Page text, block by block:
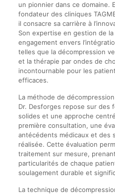
un pionnier dans ce domaine.
fondateur des cliniques
il consacre sa carrière à
Son expertise en gestion de
engagement envers
telles que la décompression
et la thérapie par ondes de
incontournable pour les
efficaces.
La méthode de
Dr. Desforges repose sur des
solides et une approche
première consultation, une
antécédents médicaux et des
réalisée. Cette évaluation
traitement sur mesure,
particularités de chaque
soulagement durable et
La technique de